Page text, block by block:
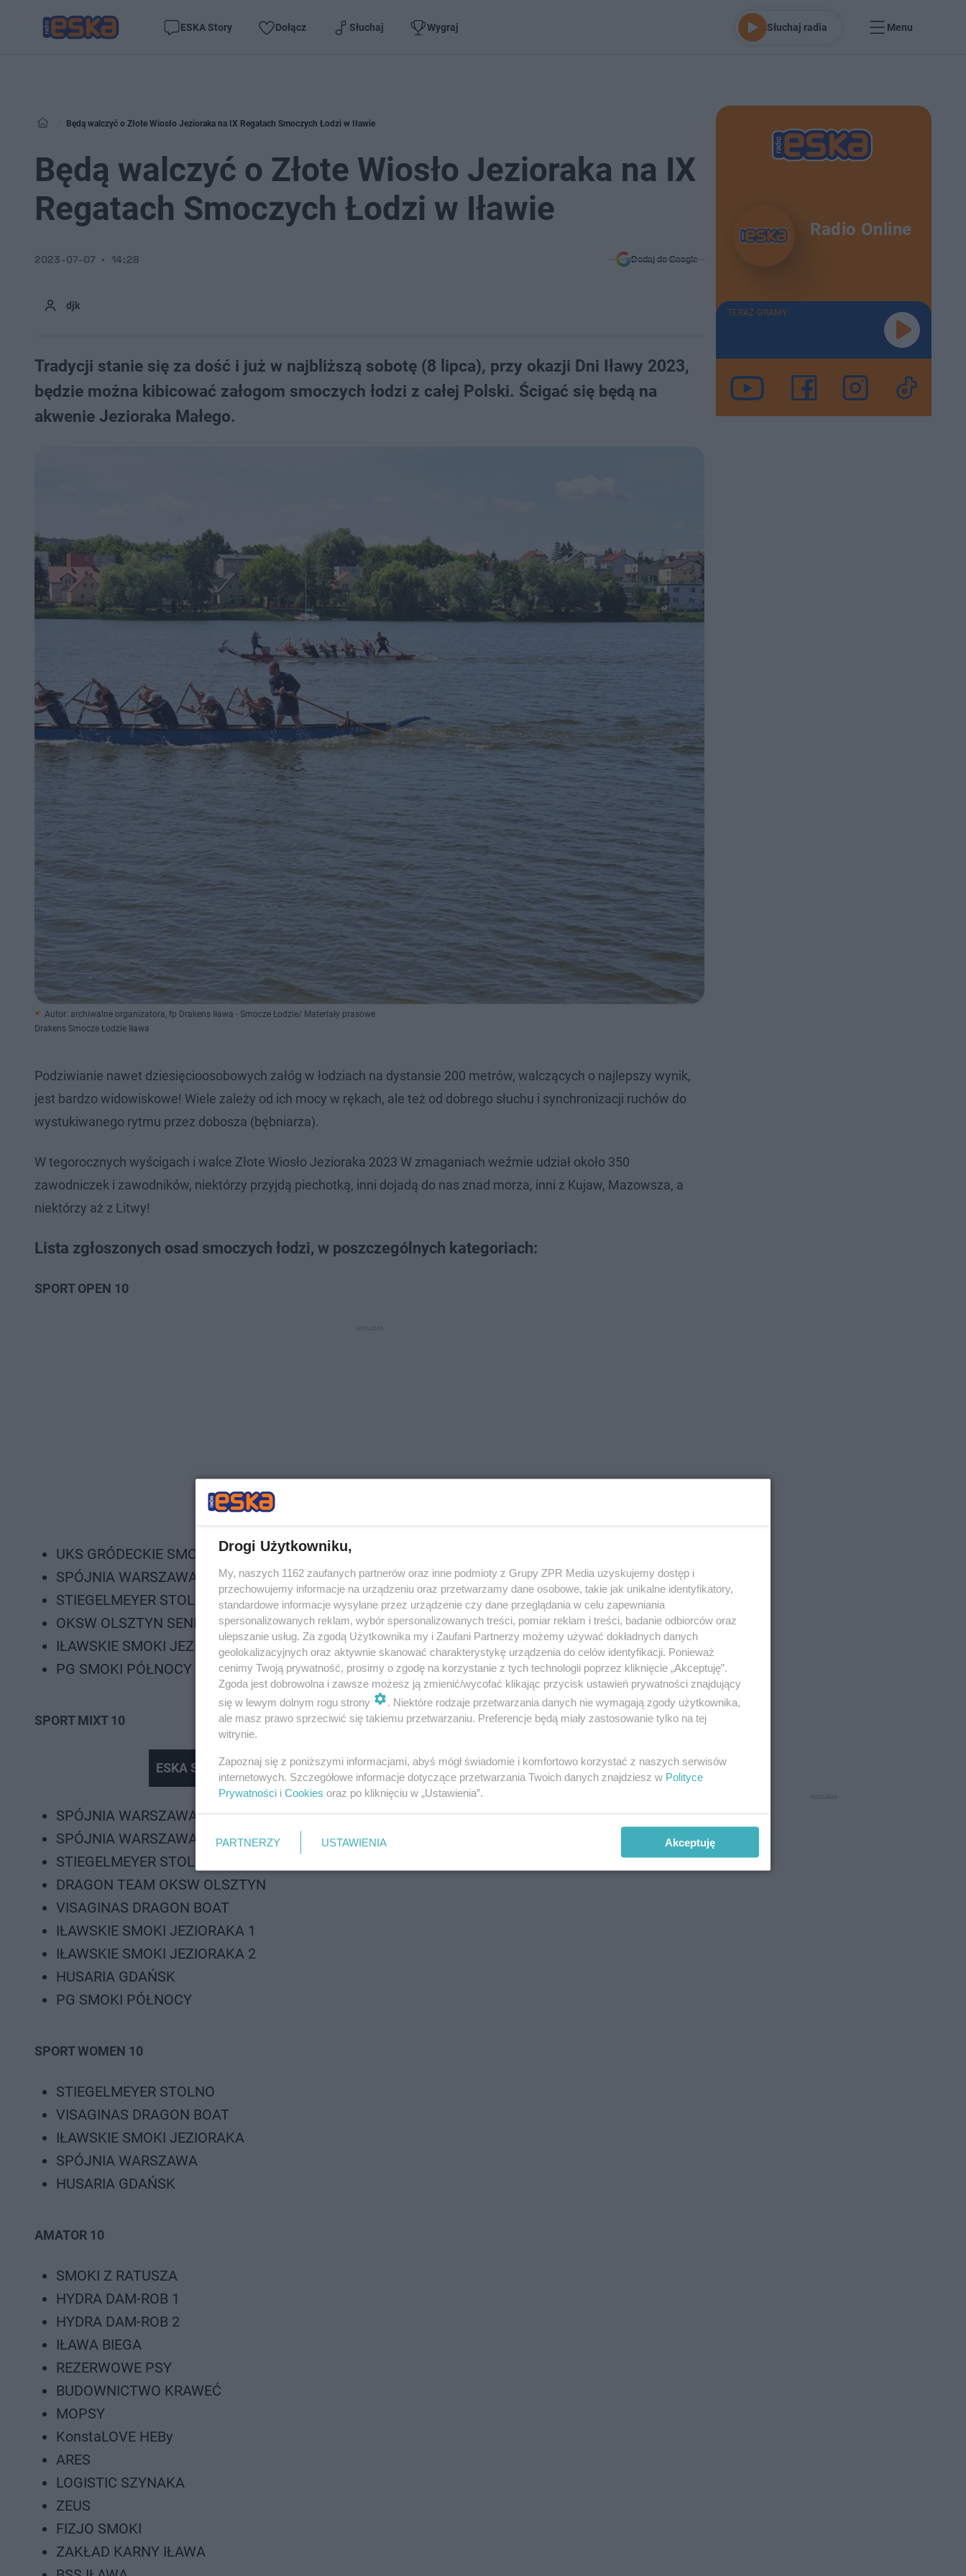
ESKA Story Dołącz Słuchaj Wygraj Słuchaj radia Menu
Będą walczyć o Złote Wiosło Jezioraka na IX Regatach Smoczych Łodzi w Iławie
Będą walczyć o Złote Wiosło Jezioraka na IX
Regatach Smoczych Łodzi w Iławie
djk
2023-07-07 14:28 Dodaj do Google
Tradycji stanie się za dość i już w najbliższą sobotę (8 lipca), przy okazji Dni Iławy 2023,
będzie można kibicować załogom smoczych łodzi z całej Polski. Ścigać się będą na
akwenie Jezioraka Małego.
Autor: archiwalne organizatora, fp Drakens Iława - Smocze Łodzie/ Materiały prasowe
Drakens Smocze Łodzie Iława
Podziwianie nawet dziesięcioosobowych załóg w łodziach na dystansie 200 metrów, walczących o najlepszy wynik,
jest bardzo widowiskowe! Wiele zależy od ich mocy w rękach, ale też od dobrego słuchu i synchronizacji ruchów do
wystukiwanego rytmu przez dobosza (bębniarza).
W tegorocznych wyścigach i walce Złote Wiosło Jezioraka 2023 W zmaganiach weźmie udział około 350
zawodniczek i zawodników, niektórzy przyjdą piechotką, inni dojadą do nas znad morza, inni z Kujaw, Mazowsza, a
niektórzy aż z Litwy!
Lista zgłoszonych osad smoczych łodzi, w poszczególnych kategoriach:
SPORT OPEN 10
UKS GRÓDECKIE SMOKI
SPÓJNIA WARSZAWA
STIEGELMEYER STOLNO
OKSW OLSZTYN SENIOR
IŁAWSKIE SMOKI JEZIORAKA
PG SMOKI PÓŁNOCY
SPORT MIXT 10
ESKA Summer City w Crystal Mountain w Wiśle
SPÓJNIA WARSZAWA 1
SPÓJNIA WARSZAWA 2
STIEGELMEYER STOLNO
DRAGON TEAM OKSW OLSZTYN
VISAGINAS DRAGON BOAT
IŁAWSKIE SMOKI JEZIORAKA 1
IŁAWSKIE SMOKI JEZIORAKA 2
HUSARIA GDAŃSK
PG SMOKI PÓŁNOCY
SPORT WOMEN 10
STIEGELMEYER STOLNO
VISAGINAS DRAGON BOAT
IŁAWSKIE SMOKI JEZIORAKA
SPÓJNIA WARSZAWA
HUSARIA GDAŃSK
AMATOR 10
SMOKI Z RATUSZA
HYDRA DAM-ROB 1
HYDRA DAM-ROB 2
IŁAWA BIEGA
REZERWOWE PSY
BUDOWNICTWO KRAWEĆ
MOPSY
KonstaLOVE HEBy
ARES
LOGISTIC SZYNAKA
ZEUS
FIZJO SMOKI
ZAKŁAD KARNY IŁAWA
Radio Online
TERAZ GRAMY
Drogi Użytkowniku,
My, naszych 1162 zaufanych partnerów oraz inne podmioty z Grupy ZPR Media uzyskujemy dostęp i
przechowujemy informacje na urządzeniu oraz przetwarzamy dane osobowe, takie jak unikalne identyfikatory,
standardowe informacje wysyłane przez urządzenie czy dane przeglądania w celu zapewniania
spersonalizowanych reklam, wybór spersonalizowanych treści, pomiar reklam i treści, badanie odbiorców oraz
ulepszanie usług. Za zgodą Użytkownika my i Zaufani Partnerzy możemy używać dokładnych danych
geolokalizacyjnych oraz aktywnie skanować charakterystykę urządzenia do celów identyfikacji. Ponieważ
cenimy Twoją prywatność, prosimy o zgodę na korzystanie z tych technologii poprzez kliknięcie „Akceptuję”.
Zgoda jest dobrowolna i zawsze możesz ją zmienić/wycofać klikając przycisk ustawień prywatności znajdujący
się w lewym dolnym rogu strony
. Niektóre rodzaje przetwarzania danych nie wymagają zgody użytkownika,
ale masz prawo sprzeciwić się takiemu przetwarzaniu. Preferencje będą miały zastosowanie tylko na tej
witrynie.
Zapoznaj się z poniższymi informacjami, abyś mógł świadomie i komfortowo korzystać z naszych serwisów
internetowych. Szczegółowe informacje dotyczące przetwarzania Twoich danych znajdziesz w Polityce
Prywatności i Cookies oraz po kliknięciu w „Ustawienia”.
PARTNERZY USTAWIENIA Akceptuję